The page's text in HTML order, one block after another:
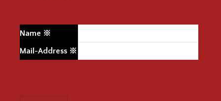
Name ※
Mail-Address ※